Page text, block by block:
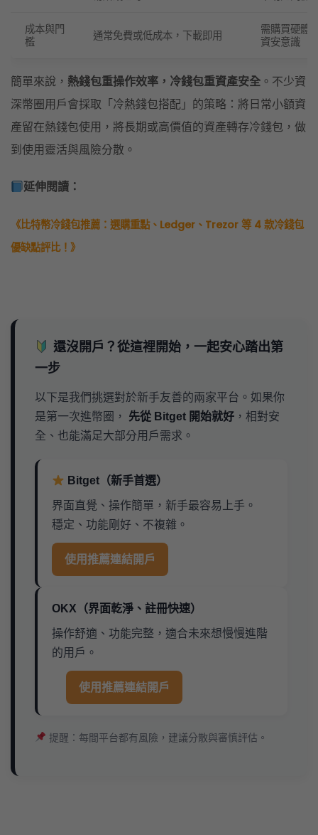
成本與門
檻
通常免費或低成本，下載即用
需購買硬體
資安意識
簡單來說， 熱錢包重操作效率，冷錢包重資產安全 。不少資
深幣圈用戶會採取「冷熱錢包搭配」的策略：將日常小額資
產留在熱錢包使用，將長期或高價值的資產轉存冷錢包，做
到使用靈活與風險分散。
延伸閱讀：
《比特幣冷錢包推薦：選購重點、Ledger、Trezor 等 4 款冷錢包
優缺點評比！》
還沒開戶？從這裡開始，一起安心踏出第
一步
以下是我們挑選對於新手友善的兩家平台。如果你
是第一次進幣圈， 先從 Bitget 開始就好 ，相對安
全、也能滿足大部分用戶需求。
Bitget（新手首選）
界面直覺、操作簡單，新手最容易上手。
穩定、功能剛好、不複雜。
使用推薦連結開戶
OKX（界面乾淨、註冊快速）
操作舒適、功能完整，適合未來想慢慢進階
的用戶。
使用推薦連結開戶
提醒：每間平台都有風險，建議分散與審慎評估。